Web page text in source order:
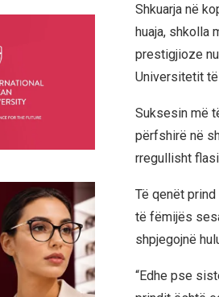
Shkuarja në
huaja, shkolla
prestigjioze
Universitetit
Suksesin më
përfshirë në
rregullisht
Të qenët
të fëmijës
shpjegojnë
“Edhe pse